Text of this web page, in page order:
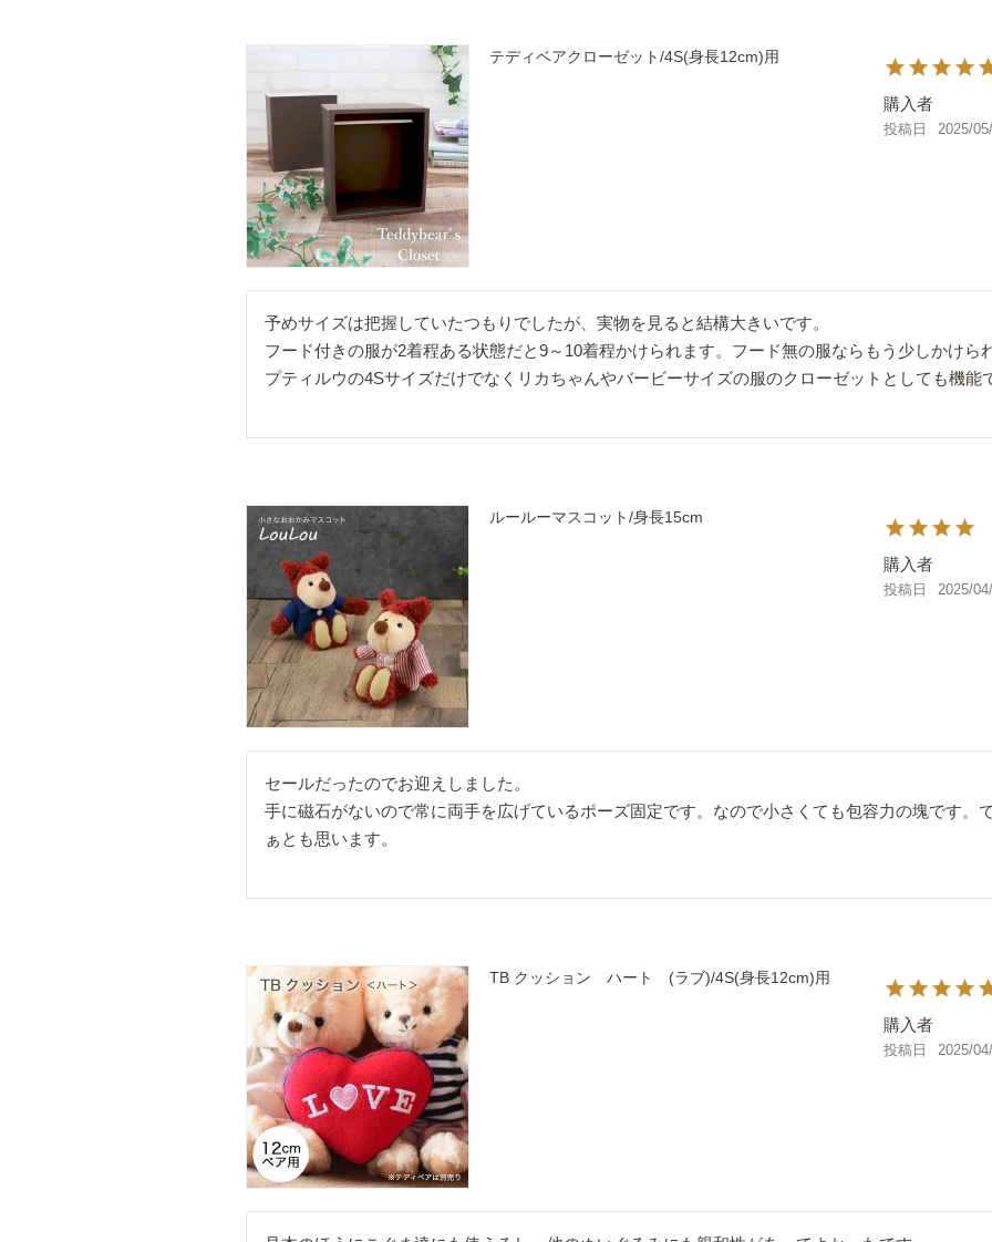
テディベアクローゼット/4S(身長12cm)用
購入者
投稿日 2025/
予めサイズは把握していたつもりでしたが、実物を見ると結構大きいです。
フード付きの服が2着程ある状態だと9～10着程かけられます。フード無の服ならもう少しかけら
プティルウの4Sサイズだけでなくリカちゃんやバービーサイズの服のクローゼットとしても機能
ルールーマスコット/身長15cm
購入者
投稿日 2025/
セールだったのでお迎えしました。
手に磁石がないので常に両手を広げているポーズ固定です。なので小さくても包容力の塊です。
ぁとも思います。
TB クッション ハート (ラブ)/4S(身長12cm)用
購入者
投稿日 2025/